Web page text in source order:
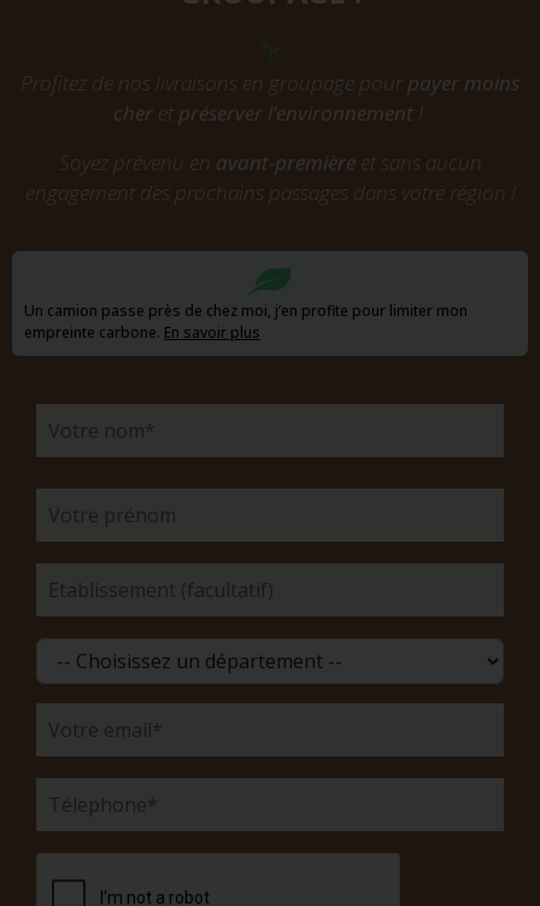
Profitez de nos livraisons en groupage pourpayer moins
cheret préserver l’environnement!
Soyez prévenu en avant-premièreet sans aucun
engagement des prochains passages dans votre région !
Un camion passe près de chez moi, j’en profite pour limiter mon
empreinte carbone. En savoir plus